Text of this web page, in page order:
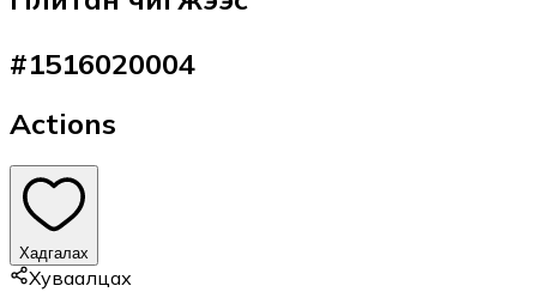
#1516020004
Actions
Хадгалах
Хуваалцах